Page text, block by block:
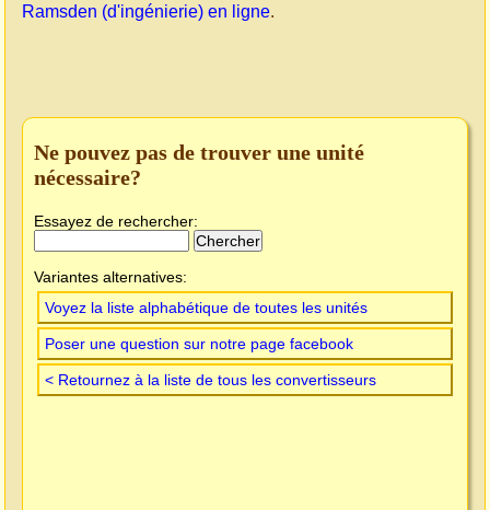
Ramsden (d'ingénierie) en ligne.
Ne pouvez pas de trouver une unité
nécessaire?
Essayez de rechercher:
Variantes alternatives:
Voyez la liste alphabétique de toutes les unités
Poser une question sur notre page facebook
< Retournez à la liste de tous les convertisseurs